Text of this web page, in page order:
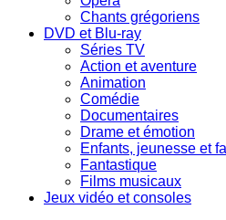
Chants grégoriens
DVD et Blu-ray
Séries TV
Action et aventure
Animation
Comédie
Documentaires
Drame et émotion
Enfants, jeunesse et
Fantastique
Films musicaux
Jeux vidéo et consoles